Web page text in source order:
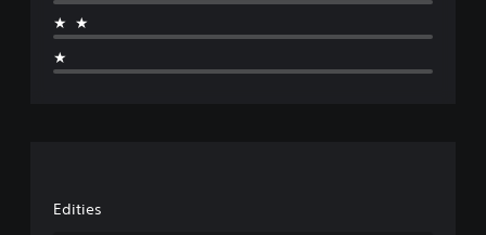
★★
★
Edities